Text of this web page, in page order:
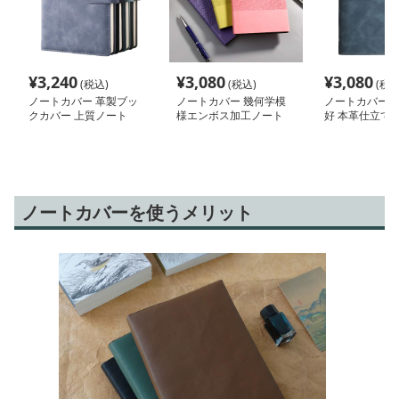
¥3,240(税込)
ノートカバー 革製ブッ
クカバー 上質ノート
¥3,080(税込)
ノートカバー 幾何学模
様エンボス加工ノート
¥3,080(税
ノートカバー
好 本革仕立て
ノートカバーを使うメリット